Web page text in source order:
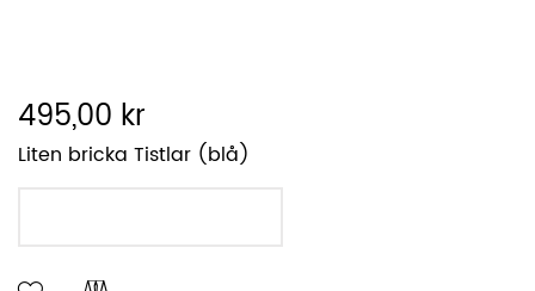
495,00 kr
Liten bricka Tistlar (blå)